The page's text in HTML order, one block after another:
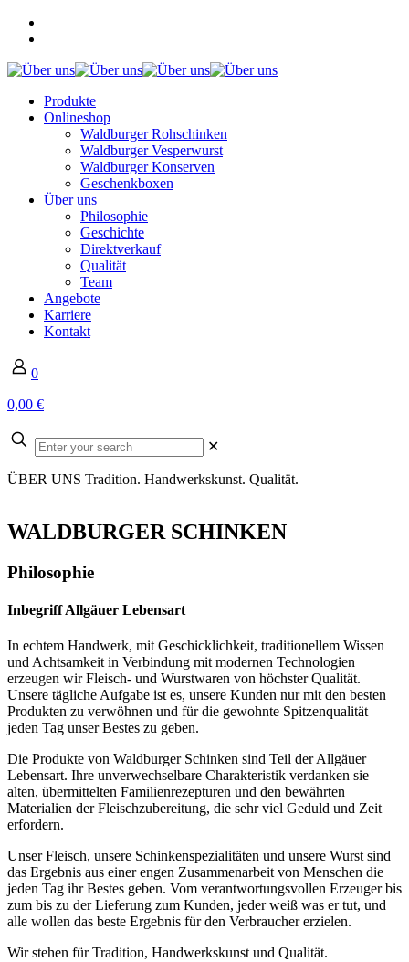
Produkte
Onlineshop
Waldburger Rohschinken
Waldburger Vesperwurst
Waldburger Konserven
Geschenkboxen
Über uns
Philosophie
Geschichte
Direktverkauf
Qualität
Team
Angebote
Karriere
Kontakt
0
0,00 €
Enter
your
✕
ÜBER UNS Tradition. Handwerkskunst. Qualität.
WALDBURGER SCHINKEN
Philosophie
Inbegriff Allgäuer Lebensart
In echtem Handwerk, mit Geschicklichkeit, traditionellem Wissen
und Achtsamkeit in Verbindung mit modernen Technologien
erzeugen wir Fleisch- und Wurstwaren von höchster Qualität.
Unsere tägliche Aufgabe ist es, unsere Kunden nur mit den besten
Produkten zu verwöhnen und für die gewohnte Spitzenqualität
jeden Tag unser Bestes zu geben.
Die Produkte von Waldburger Schinken sind Teil der Allgäuer
Lebensart. Ihre unverwechselbare Charakteristik verdanken sie
alten, übermittelten Familienrezepturen und den bewährten
Materialien der Fleischzubereitung, die sehr viel Geduld und Zeit
erfordern.
Unser Fleisch, unsere Schinkenspezialitäten und unsere Wurst sind
das Ergebnis aus einer engen Zusammenarbeit von Menschen die
jeden Tag ihr Bestes geben. Vom verantwortungsvollen Erzeuger bis
zum bis zu der Lieferung zum Kunden, jeder weiß was er tut, und
alle wollen das beste Ergebnis für den Verbraucher erzielen.
Wir stehen für Tradition, Handwerkskunst und Qualität.